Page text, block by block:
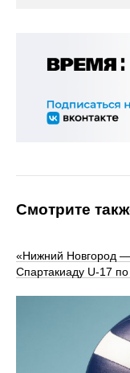
Смотрите
«Нижний Новгород
Спартакиаду U‑17